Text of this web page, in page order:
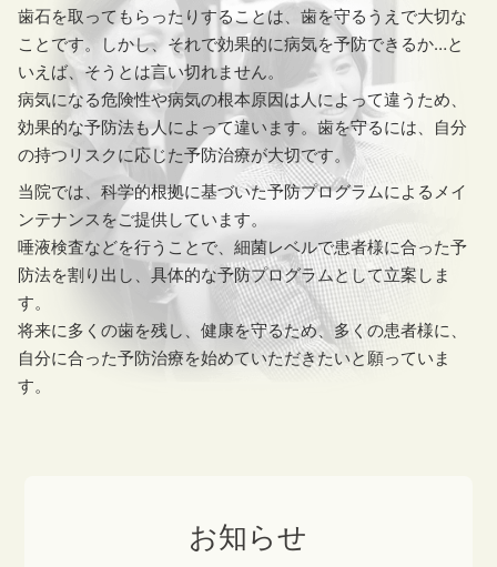
歯石を取ってもらったりすることは、歯を守るうえで大切な
ことです。しかし、それで効果的に病気を予防できるか…と
いえば、そうとは言い切れません。
病気になる危険性や病気の根本原因は人によって違うため、
効果的な予防法も人によって違います。歯を守るには、自分
の持つリスクに応じた予防治療が大切です。
当院では、科学的根拠に基づいた予防プログラムによるメイ
ンテナンスをご提供しています。
唾液検査などを行うことで、細菌レベルで患者様に合った予
防法を割り出し、具体的な予防プログラムとして立案しま
す。
将来に多くの歯を残し、健康を守るため、多くの患者様に、
自分に合った予防治療を始めていただきたいと願っていま
す。
お知らせ